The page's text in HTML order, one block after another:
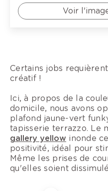
Voir
Certains jobs
créatif !
Ici, à propos de la
domicile, nous avons
plafond jaune-vert
tapisserie terrazzo. Le
gallery yellow inonde
positivité, idéal pour
Même les prises de
qu'elles soient